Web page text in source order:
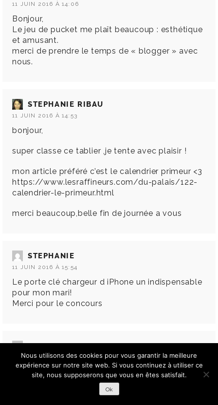
11 JUIN 2016 À 14:06
Bonjour,
Le jeu de pucket me plaît beaucoup : esthétique
et amusant.
merci de prendre le temps de « blogger » avec
nous.
STEPHANIE RIBAU
11 JUIN 2016 À 14:53
bonjour,
super classe ce tablier ,je tente avec plaisir !
mon article préféré c’est le calendrier primeur <3
https://www.lesraffineurs.com/du-palais/122-
calendrier-le-primeur.html
merci beaucoup,belle fin de journée a vous
STEPHANIE
11 JUIN 2016 À 15:54
Le porte clé chargeur d iPhone un indispensable
pour mon mari!
Merci pour le concours
FLO
11 JUIN 2016 À 17:17
Mon préféré sans hésiter -ici un papa qui fait la
cuisine- le tablier Chef de tribu est tout
Nous utilisons des cookies pour vous garantir la meilleure
expérience sur notre site web. Si vous continuez à utiliser ce
site, nous supposerons que vous en êtes satisfait.
Ok